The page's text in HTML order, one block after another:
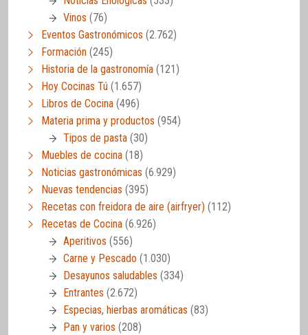
Vinos (76)
Eventos Gastronómicos (2.762)
Formación (245)
Historia de la gastronomía (121)
Hoy Cocinas Tú (1.657)
Libros de Cocina (496)
Materia prima y productos (954)
Tipos de pasta (30)
Muebles de cocina (18)
Noticias gastronómicas (6.929)
Nuevas tendencias (395)
Recetas con freidora de aire (airfryer) (112)
Recetas de Cocina (6.926)
Aperitivos (556)
Carne y Pescado (1.030)
Desayunos saludables (334)
Entrantes (2.672)
Especias, hierbas aromáticas (83)
Pan y varios (208)